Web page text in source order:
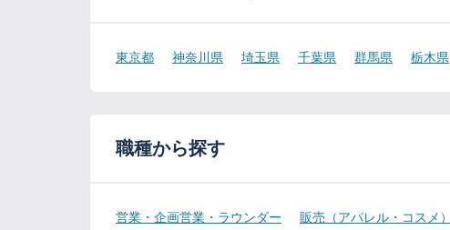
東京都 神奈川県 埼玉県 千葉県 群馬県 栃木県
職種から探す
営業・企画営業・ラウンダー 販売（アパレル・コスメ）